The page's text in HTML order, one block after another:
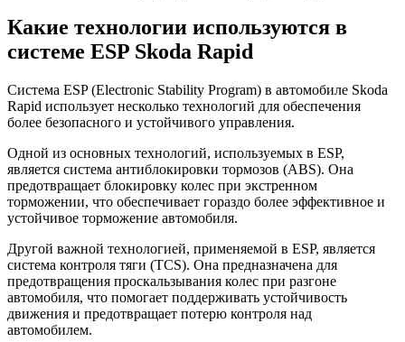
Какие технологии используются в
системе ESP Skoda Rapid
Система ESP (Electronic Stability Program) в автомобиле Skoda
Rapid использует несколько технологий для обеспечения
более безопасного и устойчивого управления.
Одной из основных технологий, используемых в ESP,
является система антиблокировки тормозов (ABS). Она
предотвращает блокировку колес при экстренном
торможении, что обеспечивает гораздо более эффективное и
устойчивое торможение автомобиля.
Другой важной технологией, применяемой в ESP, является
система контроля тяги (TCS). Она предназначена для
предотвращения проскальзывания колес при разгоне
автомобиля, что помогает поддерживать устойчивость
движения и предотвращает потерю контроля над
автомобилем.